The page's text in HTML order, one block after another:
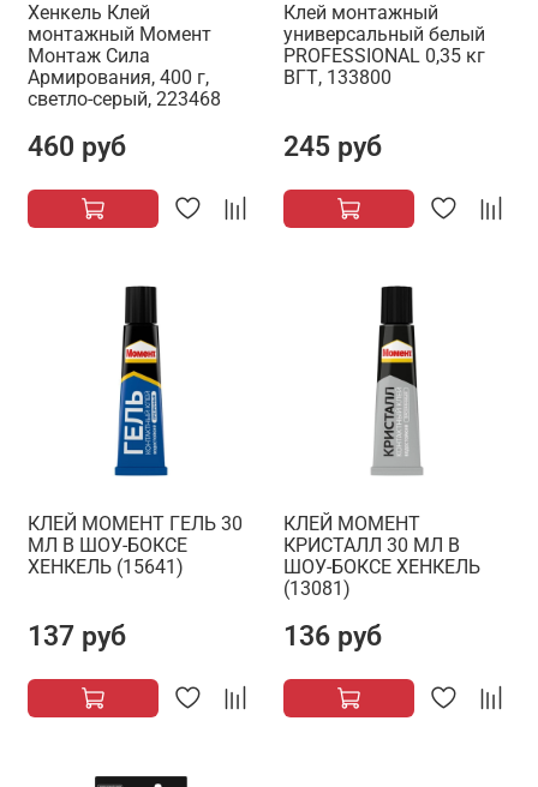
Хенкель Клей
монтажный Момент
Монтаж Сила
Армирования, 400 г,
светло-серый, 223468
460 руб
Клей монтажный
универсальный белый
PROFESSIONAL 0,35 кг
ВГТ, 133800
245 руб
КЛЕЙ МОМЕНТ ГЕЛЬ 30
МЛ В ШОУ-БОКСЕ
ХЕНКЕЛЬ (15641)
137 руб
КЛЕЙ МОМЕНТ
КРИСТАЛЛ 30 МЛ В
ШОУ-БОКСЕ ХЕНКЕЛЬ
(13081)
136 руб